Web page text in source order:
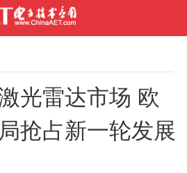
光雷达市场 欧
抢占新一轮发展